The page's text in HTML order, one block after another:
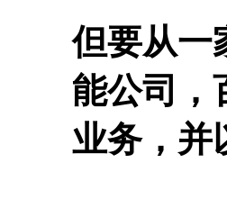
但要从一
能公司，
业务，并